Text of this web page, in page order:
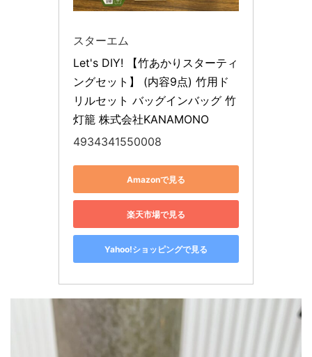
スターエム
Let's DIY! 【竹あかりスターティ
ングセット】 (内容9点) 竹用ド
リルセット バッグインバッグ 竹
灯籠 株式会社KANAMONO
4934341550008
Amazonで見る
楽天市場で見る
Yahoo!ショッピングで見る